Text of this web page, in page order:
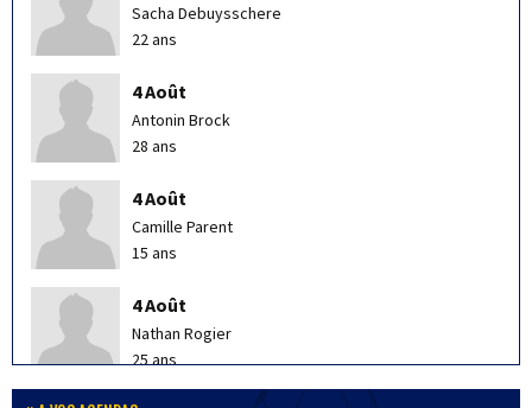
Sacha Debuysschere
22 ans
4 Août
Antonin Brock
28 ans
4 Août
Camille Parent
15 ans
4 Août
Nathan Rogier
25 ans